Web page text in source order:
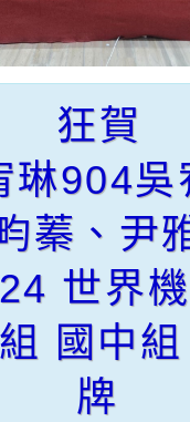
️狂賀
琳904吳
蓁、尹
世界
國中
牌